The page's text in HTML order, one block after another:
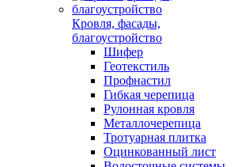
Кровля, фасады,
благоустройство
Шифер
Геотекстиль
Профнастил
Гибкая черепица
Рулонная кровля
Металлочерепица
Тротуарная плитка
Оцинкованный лист